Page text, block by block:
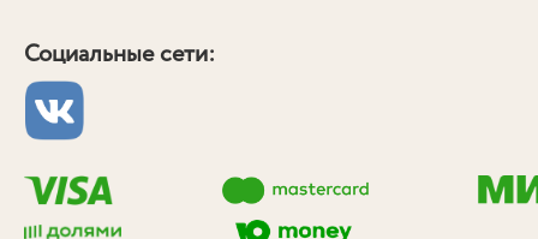
Социальные сети: